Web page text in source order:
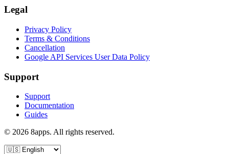
Legal
Privacy Policy
Terms & Conditions
Cancellation
Google API Services User Data Policy
Support
Support
Documentation
Guides
© 2026 8apps. All rights reserved.